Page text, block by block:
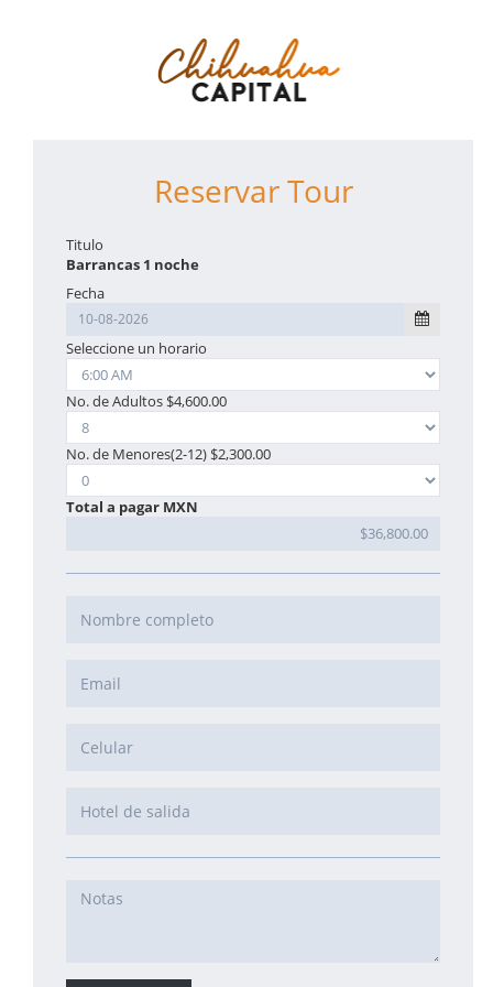
Reservar Tour
Titulo
Barrancas 1 noche
Fecha
Seleccione un horario
No. de Adultos $4,600.00
No. de Menores(2-12) $2,300.00
Total a pagar MXN